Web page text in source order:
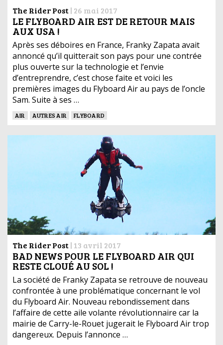
The Rider Post| 26 mai 2017
LE FLYBOARD AIR EST DE RETOUR MAIS
AUX USA !
Après ses déboires en France, Franky Zapata avait
annoncé qu’il quitterait son pays pour une contrée
plus ouverte sur la technologie et l’envie
d’entreprendre, c’est chose faite et voici les
premières images du Flyboard Air au pays de l’oncle
Sam. Suite à ses …
AIR AUTRES AIR FLYBOARD
The Rider Post| 13 avril 2017
BAD NEWS POUR LE FLYBOARD AIR QUI
RESTE CLOUÉ AU SOL !
La société de Franky Zapata se retrouve de nouveau
confrontée à une problématique concernant le vol
du Flyboard Air. Nouveau rebondissement dans
l’affaire de cette aile volante révolutionnaire car la
mairie de Carry-le-Rouet jugerait le Flyboard Air trop
dangereux. Depuis l’annonce …